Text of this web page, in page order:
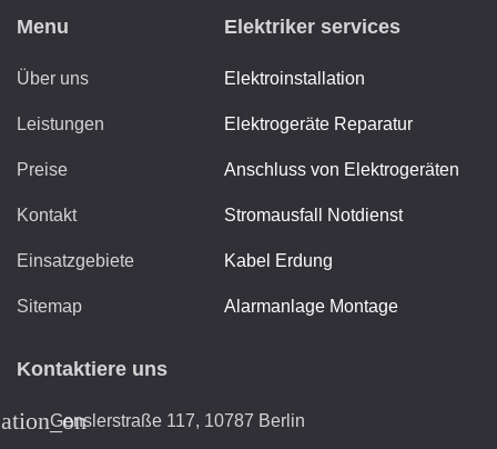
Menu
Über uns
Leistungen
Preise
Kontakt
Einsatzgebiete
Sitemap
Elektriker services
Elektroinstallation
Elektrogeräte Reparatur
Anschluss von Elektrogeräten
Stromausfall Notdienst
Kabel Erdung
Alarmanlage Montage
Kontaktiere uns
Genslerstraße 117, 10787 Berlin